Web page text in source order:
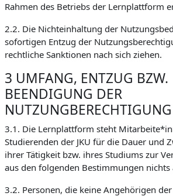
Rahmen des Betriebs der Lernplattform
2.2. Die Nichteinhaltung der
sofortigen Entzug der
rechtliche Sanktionen nach sich ziehen.
3 UMFANG, ENTZUG BZW.
BEENDIGUNG DER
NUTZUNGBERECHTIGUNG
3.1. Die Lernplattform steht
Studierenden der JKU für die Dauer und
ihrer Tätigkeit bzw. ihres Studiums zur
aus den folgenden Bestimmungen nichts
3.2. Personen, die keine Angehörigen der